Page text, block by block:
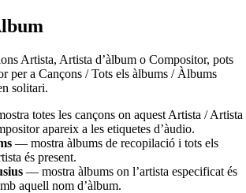
Artista, Artista d’àlbum o Compositor, pots
per a Cançons / Tots els àlbums / Àlbums
solitari.
totes les cançons on aquest Artista / Artista
apareix a les etiquetes d’àudio.
— mostra àlbums de recopilació i tots els
és present.
— mostra àlbums on l’artista especificat és
aquell nom d’àlbum.